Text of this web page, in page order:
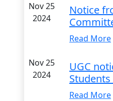
Nov 25
2024
Notice
Read More
Nov 25
2024
UGC
Read More